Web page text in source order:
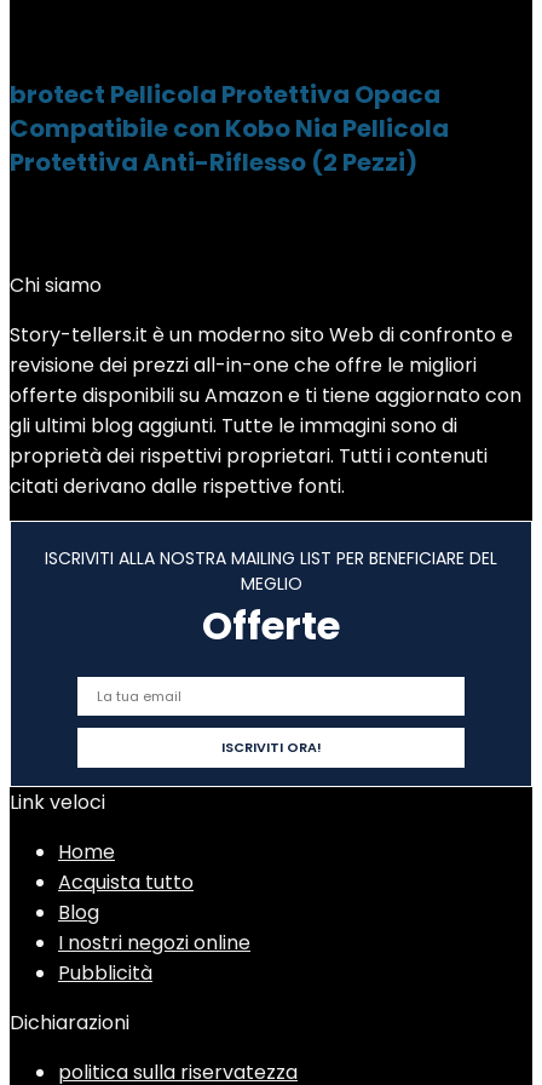
brotect Pellicola Protettiva Opaca
Compatibile con Kobo Nia Pellicola
Protettiva Anti-Riflesso (2 Pezzi)
Chi siamo
Story-tellers.it è un moderno sito Web di confronto e
revisione dei prezzi all-in-one che offre le migliori
offerte disponibili su Amazon e ti tiene aggiornato con
gli ultimi blog aggiunti. Tutte le immagini sono di
proprietà dei rispettivi proprietari. Tutti i contenuti
citati derivano dalle rispettive fonti.
ISCRIVITI ALLA NOSTRA MAILING LIST PER BENEFICIARE DEL
MEGLIO
Offerte
Link veloci
Home
Acquista tutto
Blog
I nostri negozi online
Pubblicità
Dichiarazioni
politica sulla riservatezza